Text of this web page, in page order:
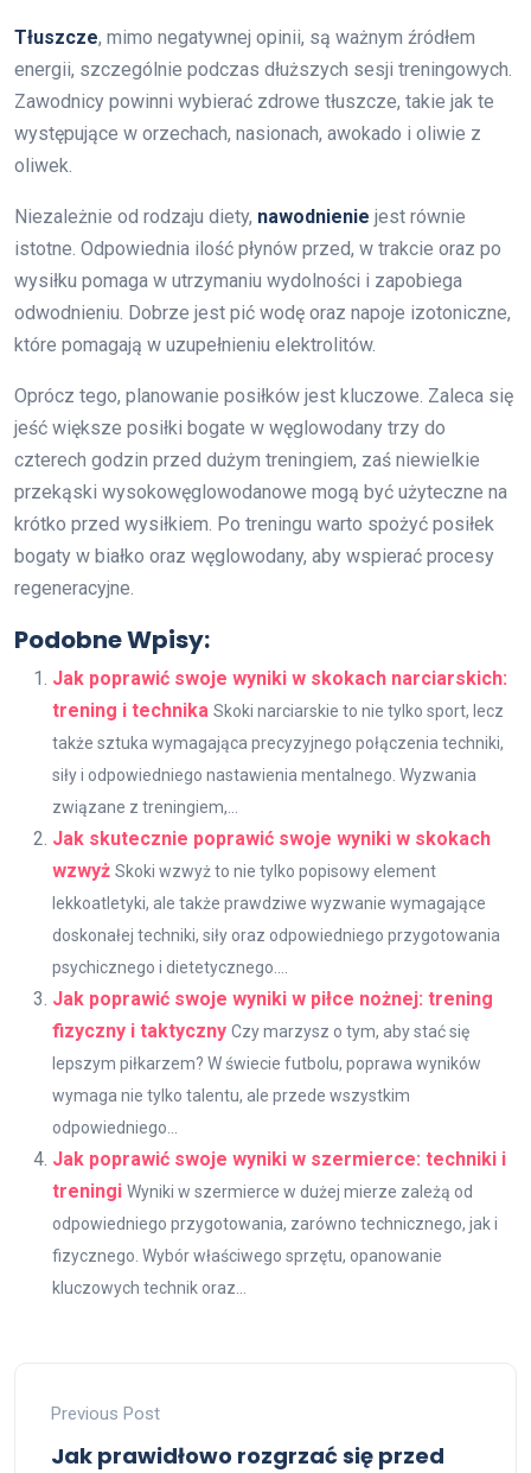
Tłuszcze, mimo negatywnej opinii, są ważnym źródłem
energii, szczególnie podczas dłuższych sesji treningowych.
Zawodnicy powinni wybierać zdrowe tłuszcze, takie jak te
występujące w orzechach, nasionach, awokado i oliwie z
oliwek.
Niezależnie od rodzaju diety, nawodnienie jest równie
istotne. Odpowiednia ilość płynów przed, w trakcie oraz po
wysiłku pomaga w utrzymaniu wydolności i zapobiega
odwodnieniu. Dobrze jest pić wodę oraz napoje izotoniczne,
które pomagają w uzupełnieniu elektrolitów.
Oprócz tego, planowanie posiłków jest kluczowe. Zaleca się
jeść większe posiłki bogate w węglowodany trzy do
czterech godzin przed dużym treningiem, zaś niewielkie
przekąski wysokowęglowodanowe mogą być użyteczne na
krótko przed wysiłkiem. Po treningu warto spożyć posiłek
bogaty w białko oraz węglowodany, aby wspierać procesy
regeneracyjne.
Podobne Wpisy:
Jak poprawić swoje wyniki w skokach narciarskich:
trening i technika Skoki narciarskie to nie tylko sport, lecz
także sztuka wymagająca precyzyjnego połączenia techniki,
siły i odpowiedniego nastawienia mentalnego. Wyzwania
związane z treningiem,...
Jak skutecznie poprawić swoje wyniki w skokach
wzwyż Skoki wzwyż to nie tylko popisowy element
lekkoatletyki, ale także prawdziwe wyzwanie wymagające
doskonałej techniki, siły oraz odpowiedniego przygotowania
psychicznego i dietetycznego....
Jak poprawić swoje wyniki w piłce nożnej: trening
fizyczny i taktyczny Czy marzysz o tym, aby stać się
lepszym piłkarzem? W świecie futbolu, poprawa wyników
wymaga nie tylko talentu, ale przede wszystkim
odpowiedniego...
Jak poprawić swoje wyniki w szermierce: techniki i
treningi Wyniki w szermierce w dużej mierze zależą od
odpowiedniego przygotowania, zarówno technicznego, jak i
fizycznego. Wybór właściwego sprzętu, opanowanie
kluczowych technik oraz...
Previous Post
Jak prawidłowo rozgrzać się przed